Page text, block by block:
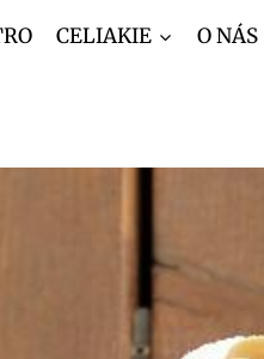
CELIAKIE O NÁS